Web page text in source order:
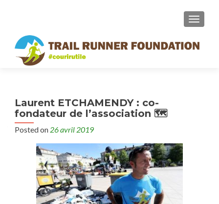
MENU
Laurent ETCHAMENDY : co-
fondateur de l’association 🗺
Posted on 26 avril 2019